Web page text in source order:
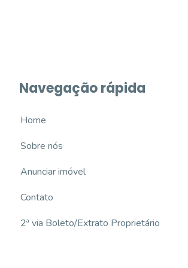
Navegação rápida
Home
Sobre nós
Anunciar imóvel
Contato
2ª via Boleto/Extrato Proprietário